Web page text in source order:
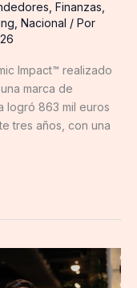
Finanzas
Nacional / Por
Impact™ realizado
marca de
logró 863 mil euros
tres años, con una